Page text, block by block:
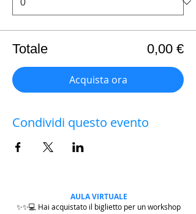
Totale 0,00 €
Acquista ora
Condividi questo evento
AULA VIRTUALE
✨✨💻 Hai acquistato il biglietto per un workshop